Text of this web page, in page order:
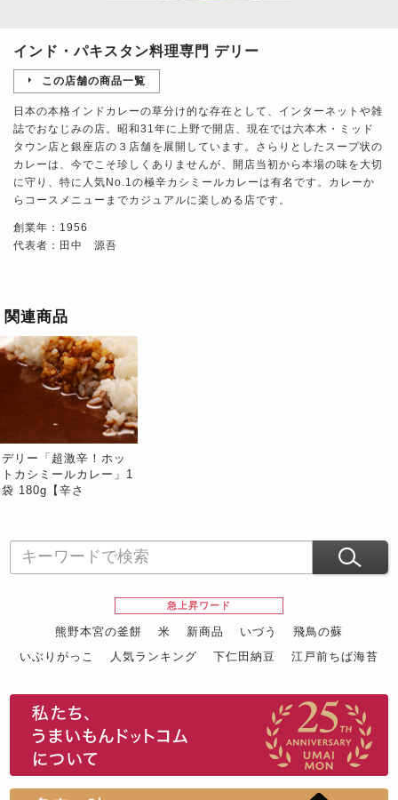
インド・パキスタン料理専門 デリー
この店舗の商品一覧
日本の本格インドカレーの草分け的な存在として、インターネットや雑
誌でおなじみの店。昭和31年に上野で開店、現在では六本木・ミッド
タウン店と銀座店の３店舗を展開しています。さらりとしたスープ状の
カレーは、今でこそ珍しくありませんが、開店当初から本場の味を大切
に守り、特に人気No.1の極辛カシミールカレーは有名です。カレーか
らコースメニューまでカジュアルに楽しめる店です。
創業年：1956
代表者：田中 源吾
関連商品
デリー「超激辛！ホッ
トカシミールカレー」1
袋 180g【辛さ
急上昇ワード
熊野本宮の釜餅 米 新商品 いづう
飛鳥の蘇
いぶりがっこ
人気ランキング 下仁田納豆
江戸前ちば海苔